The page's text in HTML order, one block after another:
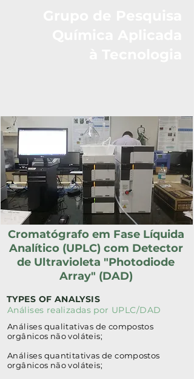
Cromatógrafo em Fase Líquida
Analítico (UPLC) com Detector
de Ultravioleta "Photodiode
Array" (DAD)
TYPES OF ANALYSIS
Análises realizadas por UPLC/DAD
Análises qualitativas de compostos
orgânicos não voláteis;
Análises quantitativas de compostos
orgânicos não voláteis;